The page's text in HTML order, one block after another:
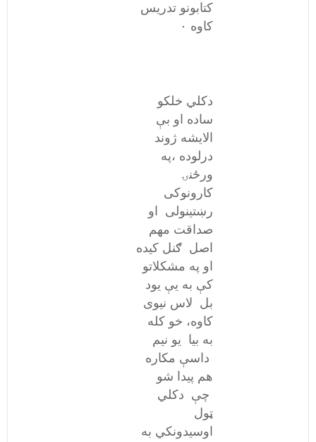
کتابونو تدریس
کاوه ۰
دکلي خلکو
ساده او بې
الایشه ژوند
درلوده ،په
ورځنۍ
کارونوکی
رښتینولی او
صداقت مهم
اصل ګنل کیده
او په مشکلاتو
کې به یې یود
بل لاس نیوی
کاوه، خو کله
به بیا یو نیم
داسې مکاره
هم پیدا شو
چې دکلي
ټول
اوسیدونکي به